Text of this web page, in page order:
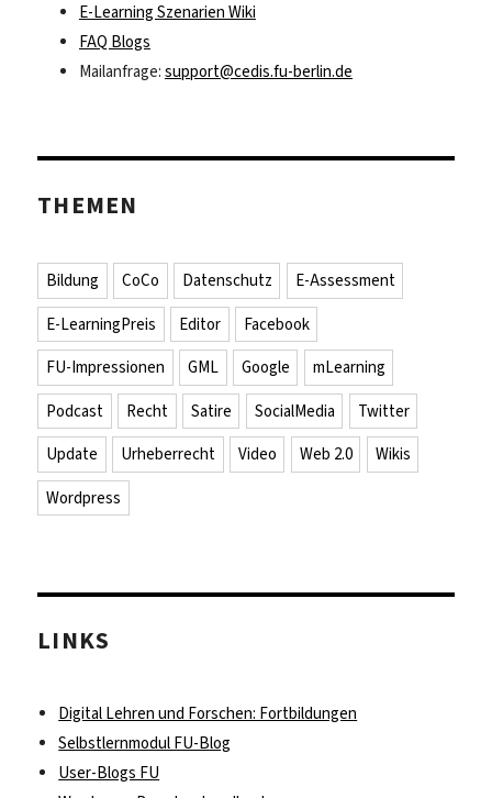
E-Learning Szenarien Wiki
FAQ Blogs
Mailanfrage: support@cedis.fu-berlin.de
THEMEN
Bildung CoCo Datenschutz
E-Assessment
E-LearningPreis
Editor
Facebook
FU-Impressionen
GML Google
mLearning
Podcast
Recht Satire SocialMedia
Twitter
Update
Urheberrecht Video Web 2.0
Wikis
Wordpress
LINKS
Digital Lehren und Forschen: Fortbildungen
Selbstlernmodul FU-Blog
User-Blogs FU